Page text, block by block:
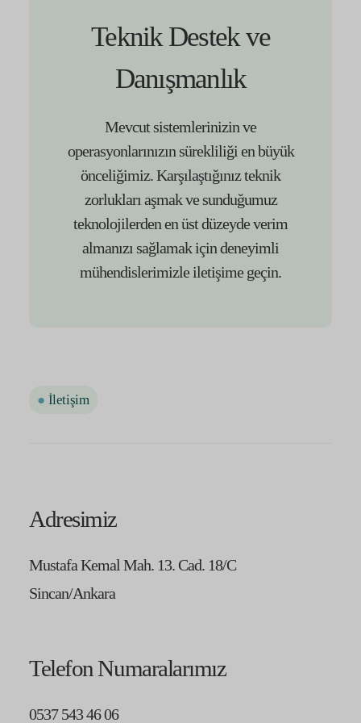
Teknik Destek ve
Danışmanlık
Mevcut sistemlerinizin ve
operasyonlarınızın sürekliliği en büyük
önceliğimiz. Karşılaştığınız teknik
zorlukları aşmak ve sunduğumuz
teknolojilerden en üst düzeyde verim
almanızı sağlamak için deneyimli
mühendislerimizle iletişime geçin.
● İletişim
Adresimiz
Mustafa Kemal Mah. 13. Cad. 18/C
Sincan/Ankara
Telefon Numaralarımız
0537 543 46 06